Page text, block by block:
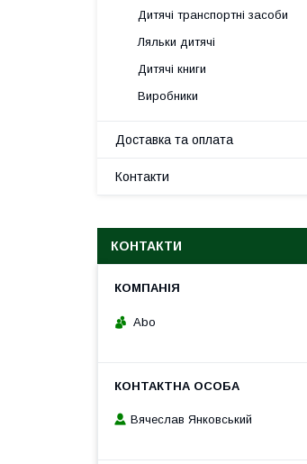
Дитячі транспортні засоби
Ляльки дитячі
Дитячі книги
Виробники
Доставка та оплата
Контакти
КОНТАКТИ
Abo
Вячеслав Янковський